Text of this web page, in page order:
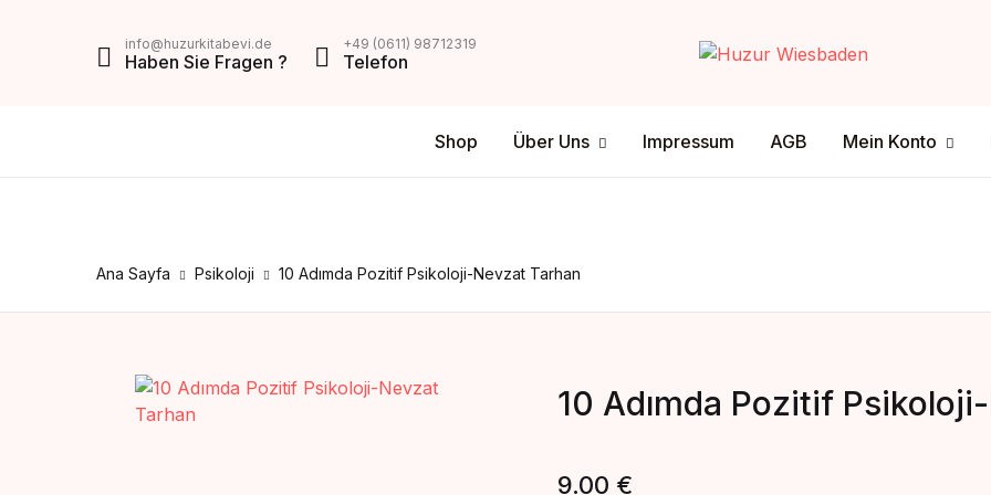
info@huzurkitabevi.de
Haben Sie Fragen ?
+49 (0611) 98712319
Telefon
Shop Über Uns Impressum AGB Mein Konto
Datenschutz
Versandmethode
Ana Sayfa Psikoloji 10 Adımda Pozitif Psikoloji-Nevzat Tarhan
10 Adımda Pozitif
9.00 €